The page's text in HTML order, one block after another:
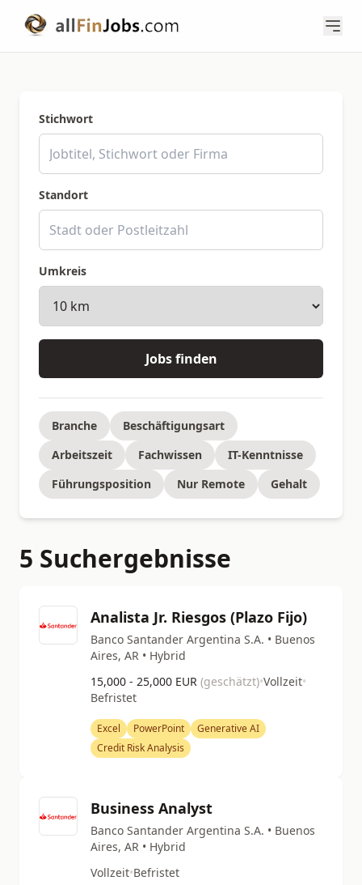
Stichwort
Standort
Umkreis
Jobs finden
Branche
Beschäftigungsart
Arbeitszeit
Fachwissen
IT-Kenntnisse
Führungsposition
Nur Remote Gehalt
5 Suchergebnisse
Analista Jr. Riesgos (Plazo Fijo)
Banco Santander Argentina S.A. • Buenos
Aires, AR • Hybrid
15,000 - 25,000 EUR (geschätzt)•Vollzeit•
Befristet
Excel PowerPoint
Generative AI
Credit Risk Analysis
Business Analyst
Banco Santander Argentina S.A. • Buenos
Aires, AR • Hybrid
Vollzeit•Befristet